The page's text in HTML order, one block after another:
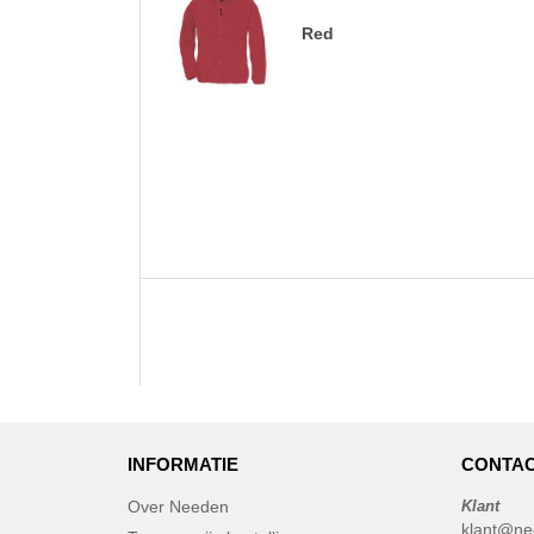
Red
INFORMATIE
Over Needen
Klant